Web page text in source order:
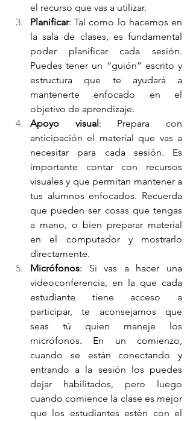
el recurso que vas a utilizar.
Planificar: Tal como lo hacemos en
la sala de clases, es fundamental
poder planificar cada sesión.
Puedes tener un “guión” escrito y
estructura que te ayudará a
mantenerte enfocado en el
objetivo de aprendizaje.
Apoyo visual : Prepara con
anticipación el material que vas a
necesitar para cada sesión. Es
importante contar con recursos
visuales y que permitan mantener a
tus alumnos enfocados. Recuerda
que pueden ser cosas que tengas
a mano, o bien preparar material
en el computador y mostrarlo
directamente.
Micrófonos: Si vas a hacer una
videoconferencia, en la que cada
estudiante tiene acceso a
participar, te aconsejamos que
seas tú quien maneje los
micrófonos. En un comienzo,
cuando se están conectando y
entrando a la sesión los puedes
dejar habilitados, pero luego
cuando comience la clase es mejor
que los estudiantes estén con el